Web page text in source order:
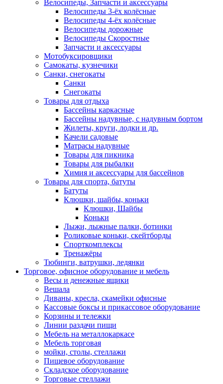
Велосипеды, Запчасти и аксессуары
Велосипеды 3-ёх колёсные
Велосипеды 4-ёх колёсные
Велосипеды дорожные
Велосипеды Скоростные
Запчасти и аксессуары
Мотобуксировщики
Самокаты, кузнечики
Санки, снегокаты
Санки
Снегокаты
Товары для отдыха
Бассейны каркасные
Бассейны надувные, с надувным бортом
Жилеты, круги, лодки и др.
Качели садовые
Матрасы надувные
Товары для пикника
Товары для рыбалки
Химия и аксессуары для бассейнов
Товары для спорта, батуты
Батуты
Клюшки, шайбы, коньки
Клюшки, Шайбы
Коньки
Лыжи, лыжные палки, ботинки
Роликовые коньки, скейтборды
Спорткомплексы
Тренажёры
Тюбинги, ватрушки, ледянки
Торговое, офисное оборудование и мебель
Весы и денежные ящики
Вешала
Диваны, кресла, скамейки офисные
Кассовые боксы и прикассовое оборудование
Корзины и тележки
Линии раздачи пищи
Мебель на металлокаркасе
Мебель торговая
мойки, столы, стеллажи
Пищевое оборудование
Складское оборудование
Торговые стеллажи